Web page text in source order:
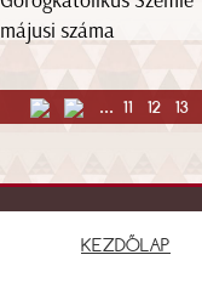
... 11 12 13
KEZDŐLAP